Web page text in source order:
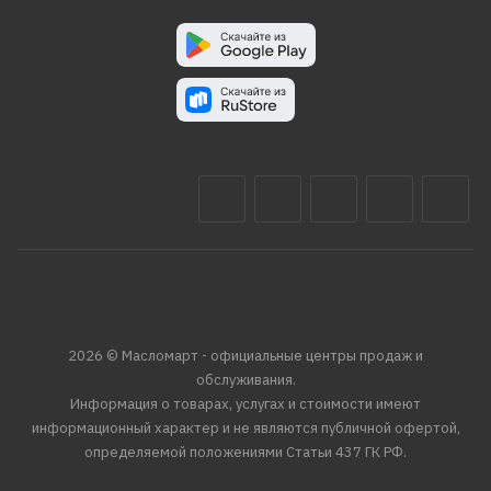
2026 © Масломарт - официальные центры продаж и
обслуживания.
Информация о товарах, услугах и стоимости имеют
информационный характер и не являются публичной офертой,
определяемой положениями Статьи 437 ГК РФ.